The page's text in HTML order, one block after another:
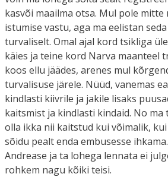
kasvõi maailma otsa. Mul pole mitte
istumise vastu, aga ma eelistan
turvaliselt. Omal ajal kord tsikliga
käies ja teine kord Narva maanteel
koos ellu jäädes, arenes mul
turvalisuse järele. Nüüd, vanemas
kindlasti kiivrile ja jakile lisaks
kaitsmist ja kindlasti kindaid. No
olla ikka nii kaitstud kui võimalik,
sõidu pealt enda embusesse
Andrease ja ta lohega lennata ei
rohkem nagu kõiki teisi.